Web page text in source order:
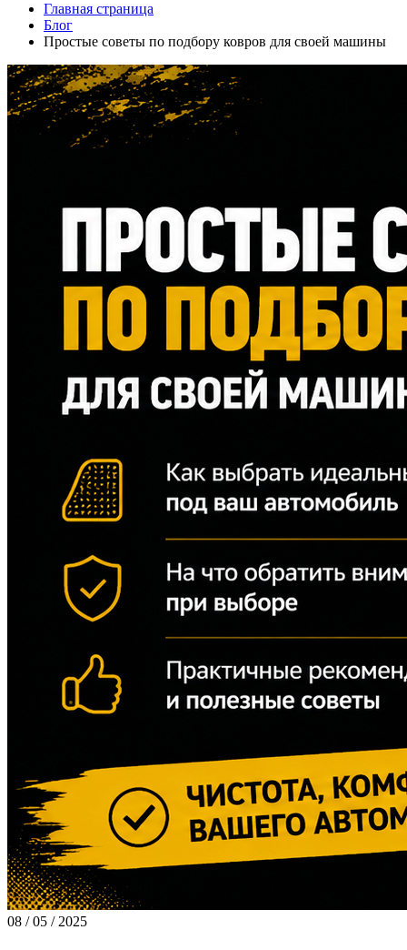
Главная страница
Блог
Простые советы по подбору ковров для своей машины
08 / 05 / 2025